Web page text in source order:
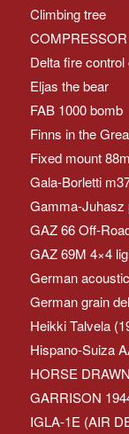
Climbing tree
Delta fire
Eljas the bear
FAB 1000 bomb
Finns in the
Fixed mount
Gala-Borletti
Gamma-Juhasz
GAZ 66 Off-
GAZ 69M 4×4
German
German grain
Heikki Talvela
Hispano-Suiza
HORSE
GARRISON
IGLA-1E (AIR